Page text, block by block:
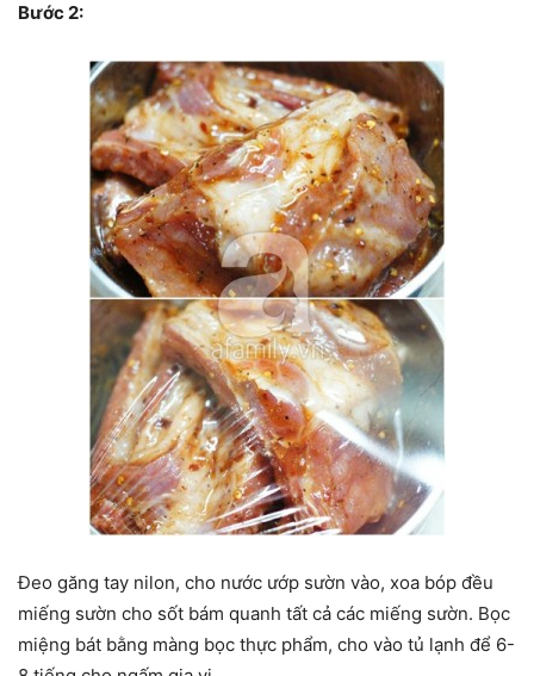
Bước 2:
Đeo găng tay nilon, cho nước ướp sườn vào, xoa bóp đều
miếng sườn cho sốt bám quanh tất cả các miếng sườn. Bọc
miệng bát bằng màng bọc thực phẩm, cho vào tủ lạnh để 6-